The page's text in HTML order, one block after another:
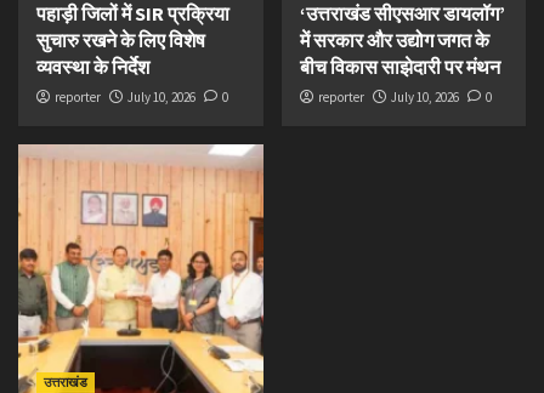
पहाड़ी जिलों में SIR प्रक्रिया
सुचारु रखने के लिए विशेष
व्यवस्था के निर्देश
reporter July 10, 2026 0
‘उत्तराखंड सीएसआर डायलॉग’
में सरकार और उद्योग जगत के
बीच विकास साझेदारी पर मंथन
reporter July 10, 2026 0
उत्तराखंड